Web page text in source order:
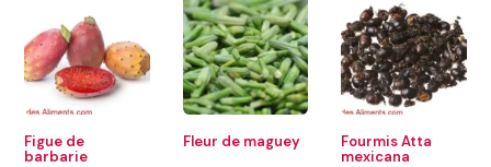
Figue de
barbarie
Fleur de maguey
Fourmis Atta
mexicana